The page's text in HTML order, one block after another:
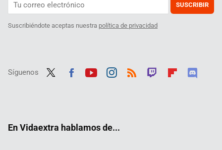
SUSCRIBIR
Suscribiéndote aceptas nuestra política de privacidad
Síguenos
En Vidaextra hablamos de...